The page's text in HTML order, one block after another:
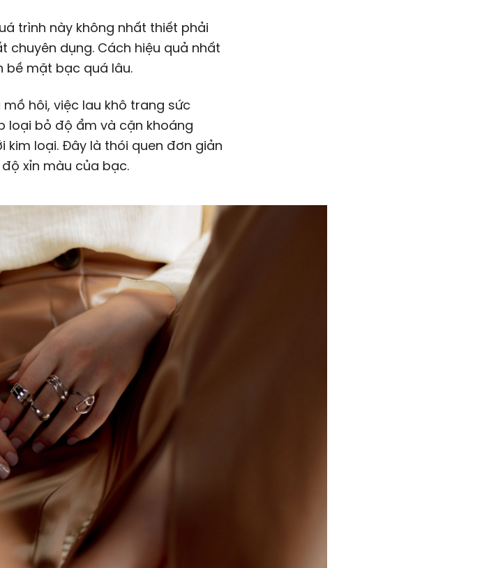
trình này không nhất thiết phải
chuyên dụng. Cách hiệu quả nhất
bề mặt bạc quá lâu.
hôi, việc lau khô trang sức
loại bỏ độ ẩm và cặn khoáng
kim loại. Đây là thói quen đơn giản
xỉn màu của bạc.